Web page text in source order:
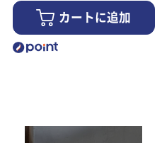
カートに追加